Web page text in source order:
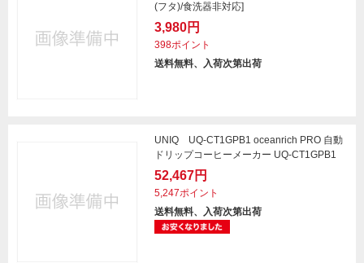
(フタ)/食洗器非対応]
3,980円
398ポイント
送料無料、入荷次第出荷
UNIQ UQ-CT1GPB1 oceanrich PRO 自動
ドリップコーヒーメーカー UQ-CT1GPB1
52,467円
5,247ポイント
送料無料、入荷次第出荷